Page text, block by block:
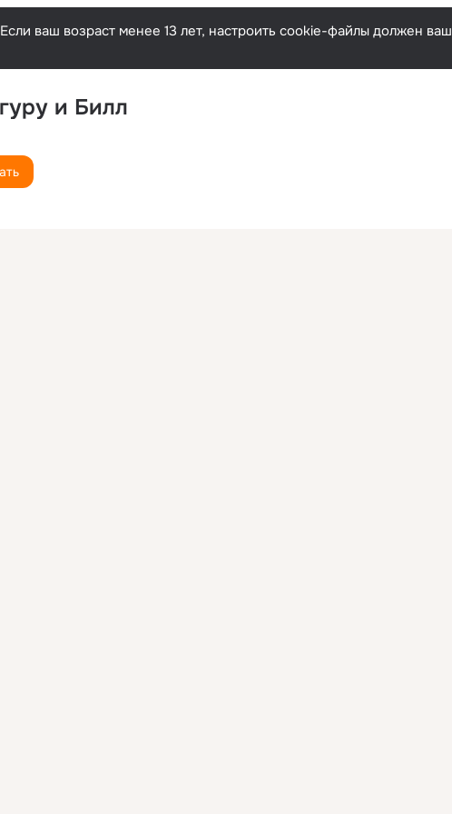
ваш возраст менее 13 лет, настроить cookie-файлы должен ваш
и Билл